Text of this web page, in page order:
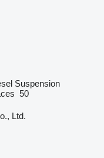
Suspension
50
Ltd.